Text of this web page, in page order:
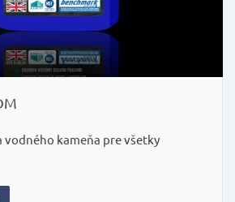
kameňa pre všetky